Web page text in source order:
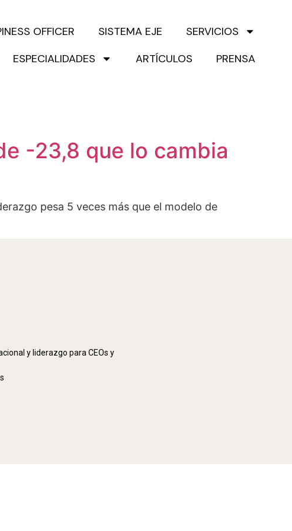
OFFICER SISTEMA EJE
SERVICIOS
ESPECIALIDADES
ARTÍCULOS PRENSA
-23,8 que lo cambia
pesa 5 veces más que el modelo de
y liderazgo para CEOs y